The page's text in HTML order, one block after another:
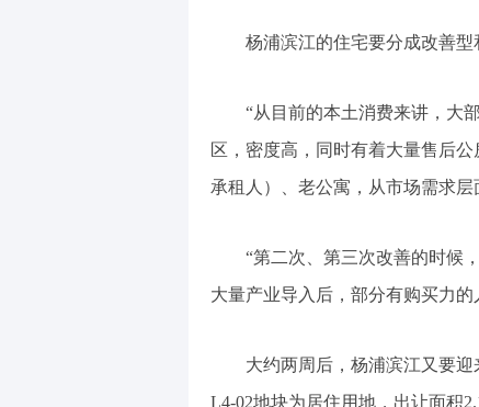
杨浦滨江的住宅要分成改善型
“从目前的本土消费来讲，大
区，密度高，同时有着大量售后
承租人）、老公寓，从市场需求层
“第二次、第三次改善的时候
大量产业导入后，部分有购买力的
大约两周后，杨浦滨江又要
L4-02地块为居住用地，出让面积